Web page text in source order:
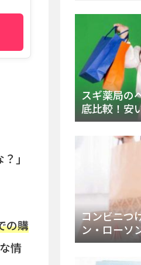
」
の購
情
解説！
スギ薬局の
底比較！安
ップと販売
をチェック
コンビニつ
ン・ローソ
ドンキや薬
法まとめ